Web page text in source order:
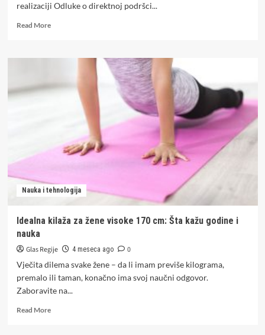
realizaciji Odluke o direktnoj podršci...
Read MoreRead
Važne
vozače
na
spisku
povrat
10
litar
goriva
Nauka i tehnologija
Idealna kilaža za žene visoke 170 cm: Šta kažu godine i
nauka
Glas Regije 4 meseca ago
0
Vječita dilema svake žene – da li imam previše kilograma,
premalo ili taman, konačno ima svoj naučni odgovor.
Zaboravite na...
Read MoreRead